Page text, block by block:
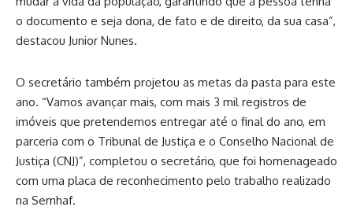
o documento e seja dona, de fato e de direito, da sua casa”,
destacou Junior Nunes.
O secretário também projetou as metas da pasta para este
ano. “Vamos avançar mais, com mais 3 mil registros de
imóveis que pretendemos entregar até o final do ano, em
parceria com o Tribunal de Justiça e o Conselho Nacional de
Justiça (CNJ)”, completou o secretário, que foi homenageado
com uma placa de reconhecimento pelo trabalho realizado
na Semhaf.